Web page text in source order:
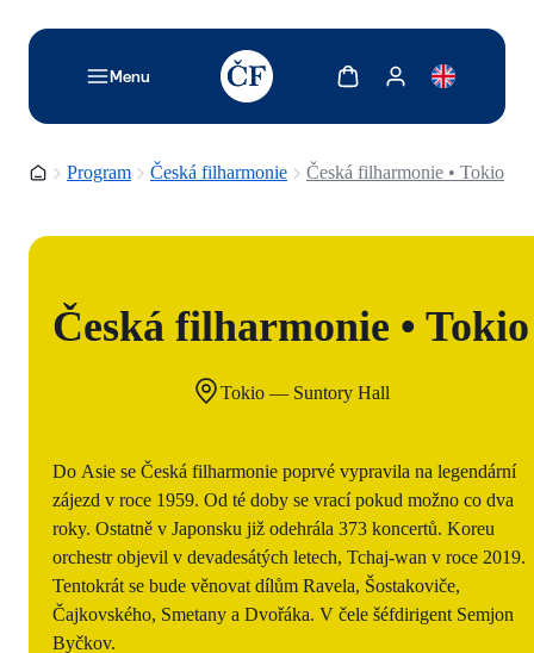
Menu
TODO: Add description for reader
Zobrazit košíkZobrazit můj účet
Domovská stránka
Program Česká filharmonie Česká filharmonie • Tokio
Česká filharmonie • Tokio
Tokio — Suntory Hall
Do Asie se Česká filharmonie poprvé vypravila na legendární
zájezd v roce 1959. Od té doby se vrací pokud možno co dva
roky. Ostatně v Japonsku již odehrála 373 koncertů. Koreu
orchestr objevil v devadesátých letech, Tchaj-wan v roce 2019.
Tentokrát se bude věnovat dílům Ravela, Šostakoviče,
Čajkovského, Smetany a Dvořáka. V čele šéfdirigent Semjon
Byčkov.